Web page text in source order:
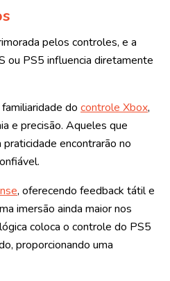
pelos controles, e a
ou PS5 influencia diretamente
do controle Xbox,
e precisão. Aqueles que
encontrarão no
, oferecendo feedback tátil e
imersão ainda maior nos
coloca o controle do PS5
proporcionando uma